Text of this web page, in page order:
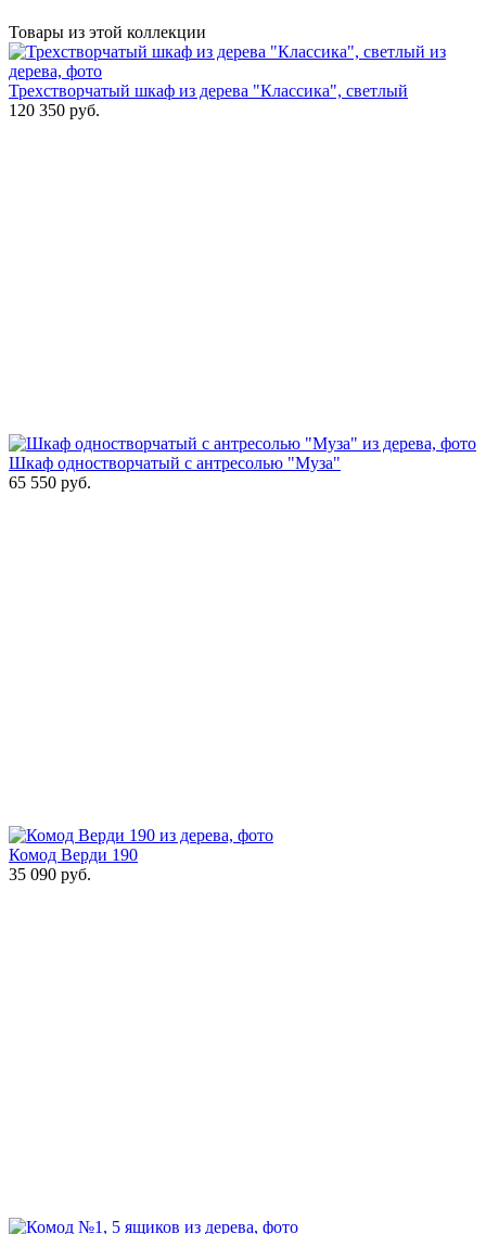
Товары из этой коллекции
Трехстворчатый шкаф из дерева "Классика", светлый
120 350 руб.
Шкаф одностворчатый с антресолью "Муза"
65 550 руб.
Комод Верди 190
35 090 руб.